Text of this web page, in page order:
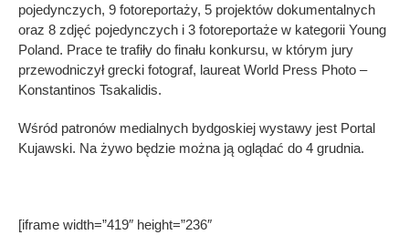
pojedynczych, 9 fotoreportaży, 5 projektów dokumentalnych
oraz 8 zdjęć pojedynczych i 3 fotoreportaże w kategorii Young
Poland. Prace te trafiły do finału konkursu, w którym jury
przewodniczył grecki fotograf, laureat World Press Photo –
Konstantinos Tsakalidis.
Wśród patronów medialnych bydgoskiej wystawy jest Portal
Kujawski. Na żywo będzie można ją oglądać do 4 grudnia.
[iframe width=”419″ height=”236″